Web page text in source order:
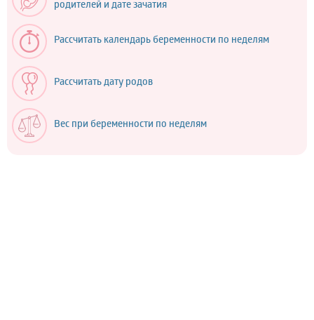
родителей и дате зачатия
Рассчитать календарь беременности по неделям
Рассчитать дату родов
Вес при беременности по неделям